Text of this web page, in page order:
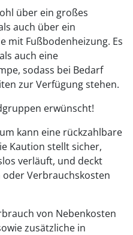
über ein großes
auch über ein
mit Fußbodenheizung. Es
auch eine
sodass bei Bedarf
zur Verfügung stehen.
erwünscht!
kann eine rückzahlbare
Kaution stellt sicher,
verläuft, und deckt
Verbrauchskosten
von Nebenkosten
zusätzliche in